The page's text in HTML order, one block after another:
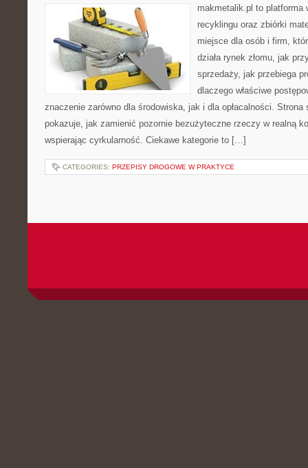
makmetalik.pl to platforma
recyklingu oraz zbiórki
miejsce dla osób i firm,
działa rynek złomu, jak
sprzedaży, jak przebiega
dlaczego właściwe
znaczenie zarówno dla środowiska, jak i dla opłacalności.
pokazuje, jak zamienić pozornie bezużyteczne rzeczy w realną
wspierając cyrkularność. Ciekawe kategorie to […]
CATEGORIES: PRZEPISY DROGOWE W PRAKTYCE